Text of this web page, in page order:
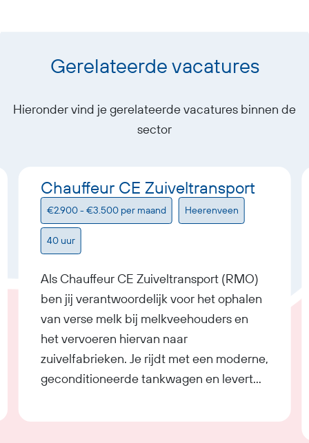
Gerelateerde vacatures
Hieronder vind je gerelateerde vacatures binnen de
sector
Chauffeur CE Zuiveltransport
€2.900 - €3.500 per maand Heerenveen
40 uur
Als Chauffeur CE Zuiveltransport (RMO)
ben jij verantwoordelijk voor het ophalen
van verse melk bij melkveehouders en
het vervoeren hiervan naar
zuivelfabrieken. Je rijdt met een moderne,
geconditioneerde tankwagen en levert
voedselketen. Nauwkeurigheid, hygiëne